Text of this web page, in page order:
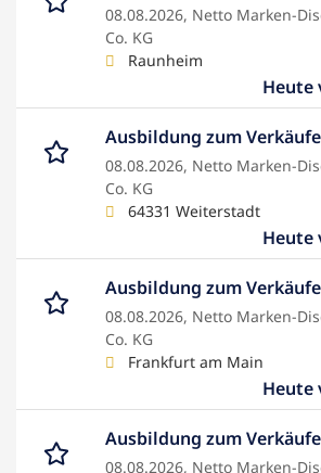
08.08.2026, Netto Marken-
Co. KG
Raunheim
Ausbildung zum
08.08.2026, Netto Marken-
Co. KG
64331 Weiterstadt
Ausbildung zum
08.08.2026, Netto Marken-
Co. KG
Frankfurt am Main
Ausbildung zum
08.08.2026, Netto Marken-